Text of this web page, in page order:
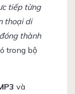
tiếp từng
thoại di
thành
trong bộ
và